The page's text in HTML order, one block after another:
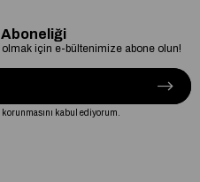
için e-bültenimize abone olun!
korunmasını kabul ediyorum.